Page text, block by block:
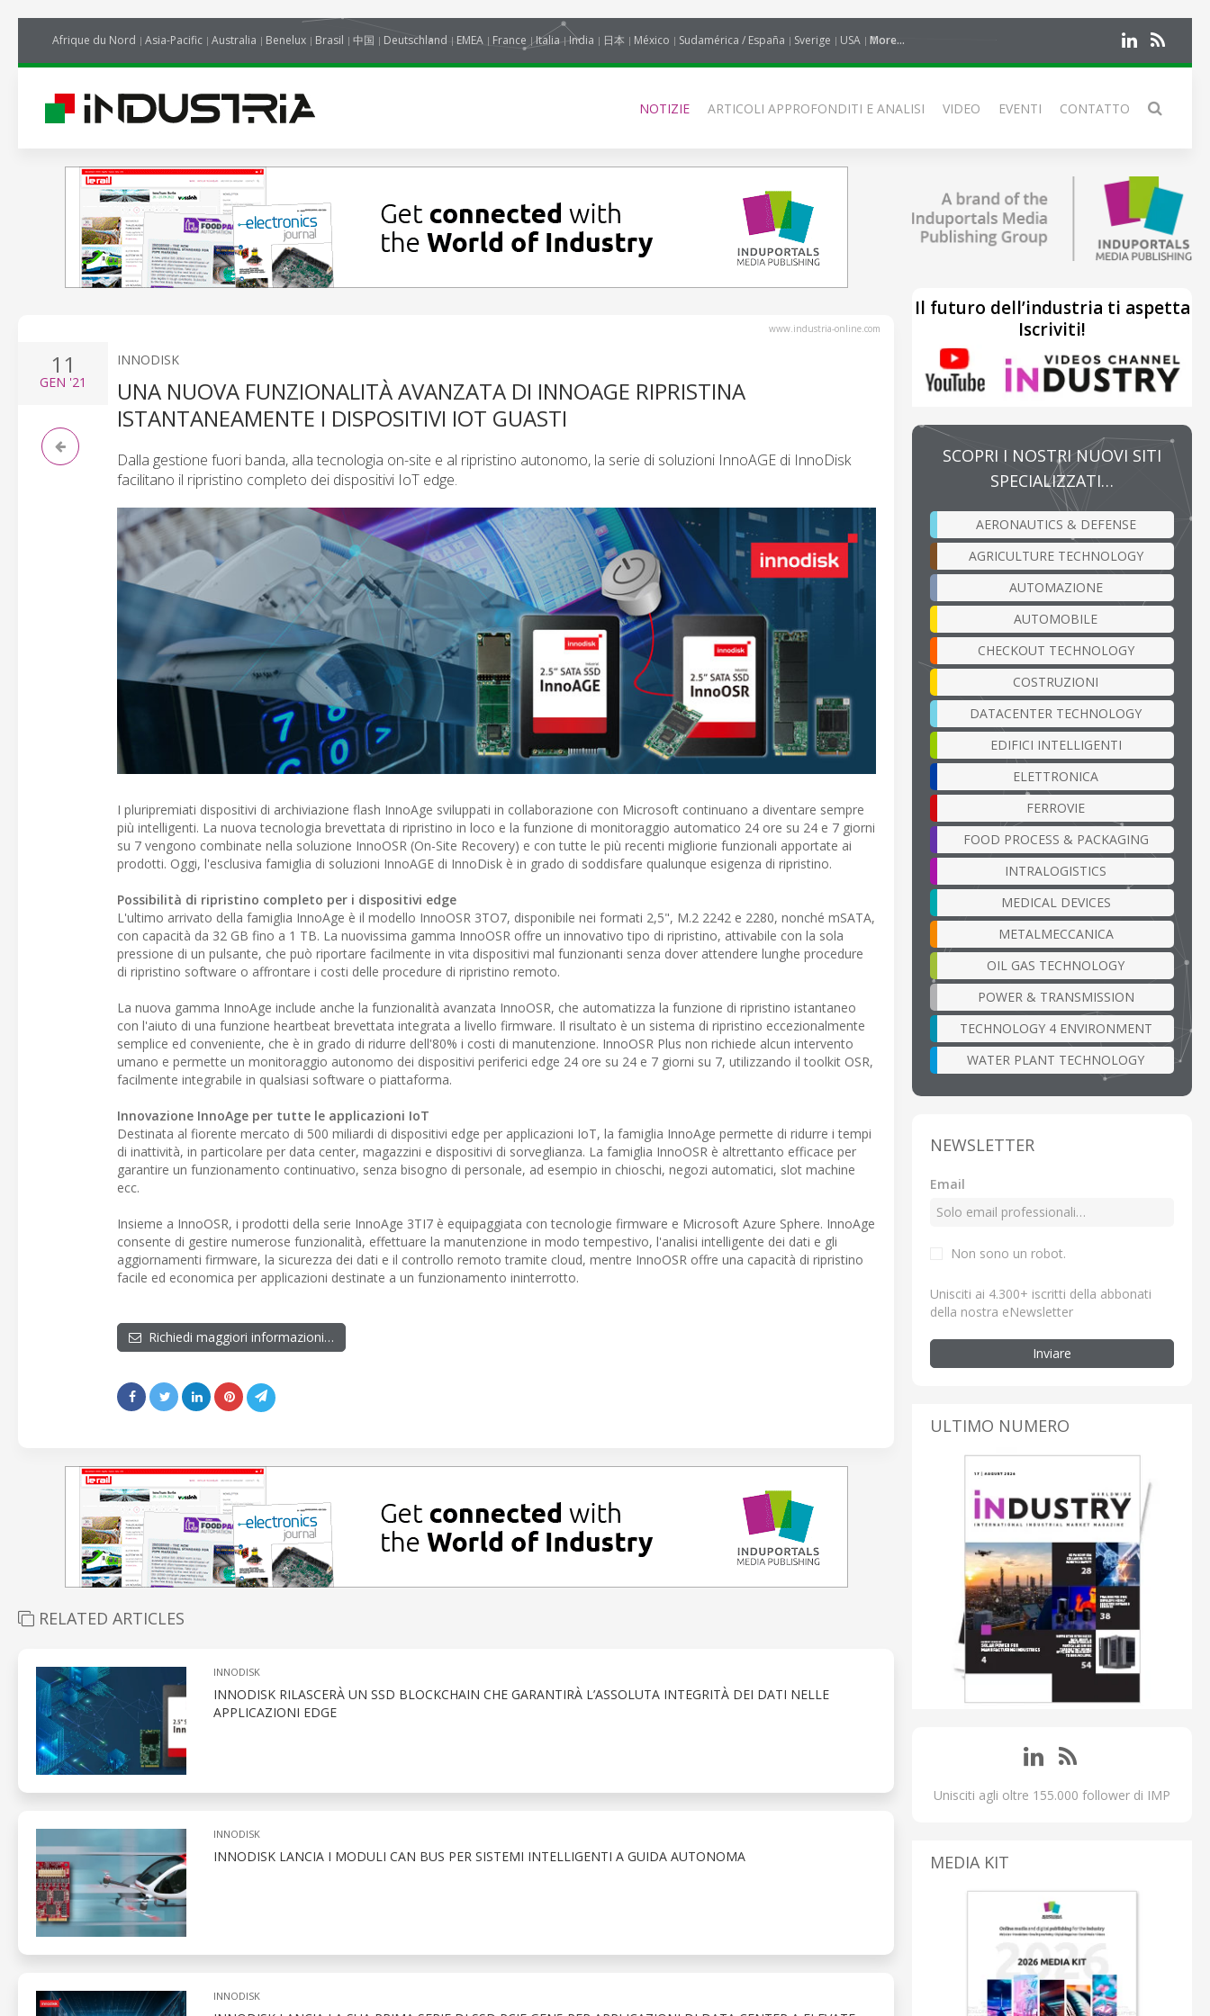
Afrique du Nord Asia-Pacific Australia Benelux Brasil 中国 Deutschland EMEA France Italia India 日本 México Sudamérica / España Sverige USA More...
NOTIZIE ARTICOLI APPROFONDITI E ANALISI VIDEO EVENTI CONTATTO
www.industria-online.com
11
GEN '21
INNODISK
UNA NUOVA FUNZIONALITÀ AVANZATA DI INNOAGE RIPRISTINA
ISTANTANEAMENTE I DISPOSITIVI IOT GUASTI
Dalla gestione fuori banda, alla tecnologia on-site e al ripristino autonomo, la serie di soluzioni InnoAGE di InnoDisk
facilitano il ripristino completo dei dispositivi IoT edge.
I pluripremiati dispositivi di archiviazione flash InnoAge sviluppati in collaborazione con Microsoft continuano a diventare sempre
più intelligenti. La nuova tecnologia brevettata di ripristino in loco e la funzione di monitoraggio automatico 24 ore su 24 e 7 giorni
su 7 vengono combinate nella soluzione InnoOSR (On-Site Recovery) e con tutte le più recenti migliorie funzionali apportate ai
prodotti. Oggi, l'esclusiva famiglia di soluzioni InnoAGE di InnoDisk è in grado di soddisfare qualunque esigenza di ripristino.
Possibilità di ripristino completo per i dispositivi edge
L'ultimo arrivato della famiglia InnoAge è il modello InnoOSR 3TO7, disponibile nei formati 2,5", M.2 2242 e 2280, nonché mSATA,
con capacità da 32 GB fino a 1 TB. La nuovissima gamma InnoOSR offre un innovativo tipo di ripristino, attivabile con la sola
pressione di un pulsante, che può riportare facilmente in vita dispositivi mal funzionanti senza dover attendere lunghe procedure
di ripristino software o affrontare i costi delle procedure di ripristino remoto.
La nuova gamma InnoAge include anche la funzionalità avanzata InnoOSR, che automatizza la funzione di ripristino istantaneo
con l'aiuto di una funzione heartbeat brevettata integrata a livello firmware. Il risultato è un sistema di ripristino eccezionalmente
semplice ed conveniente, che è in grado di ridurre dell'80% i costi di manutenzione. InnoOSR Plus non richiede alcun intervento
umano e permette un monitoraggio autonomo dei dispositivi periferici edge 24 ore su 24 e 7 giorni su 7, utilizzando il toolkit OSR,
facilmente integrabile in qualsiasi software o piattaforma.
Innovazione InnoAge per tutte le applicazioni IoT
Destinata al fiorente mercato di 500 miliardi di dispositivi edge per applicazioni IoT, la famiglia InnoAge permette di ridurre i tempi
di inattività, in particolare per data center, magazzini e dispositivi di sorveglianza. La famiglia InnoOSR è altrettanto efficace per
garantire un funzionamento continuativo, senza bisogno di personale, ad esempio in chioschi, negozi automatici, slot machine
ecc.
Insieme a InnoOSR, i prodotti della serie InnoAge 3TI7 è equipaggiata con tecnologie firmware e Microsoft Azure Sphere. InnoAge
consente di gestire numerose funzionalità, effettuare la manutenzione in modo tempestivo, l'analisi intelligente dei dati e gli
aggiornamenti firmware, la sicurezza dei dati e il controllo remoto tramite cloud, mentre InnoOSR offre una capacità di ripristino
facile ed economica per applicazioni destinate a un funzionamento ininterrotto.
Richiedi maggiori informazioni…
RELATED ARTICLES
INNODISK
INNODISK RILASCERÀ UN SSD BLOCKCHAIN CHE GARANTIRÀ L’ASSOLUTA INTEGRITÀ DEI DATI NELLE
APPLICAZIONI EDGE
INNODISK
INNODISK LANCIA I MODULI CAN BUS PER SISTEMI INTELLIGENTI A GUIDA AUTONOMA
INNODISK
Il futuro dell’industria ti aspetta
Iscriviti!
SCOPRI I NOSTRI NUOVI SITI
SPECIALIZZATI…
AERONAUTICS & DEFENSE
AGRICULTURE TECHNOLOGY
AUTOMAZIONE
AUTOMOBILE
CHECKOUT TECHNOLOGY
COSTRUZIONI
DATACENTER TECHNOLOGY
EDIFICI INTELLIGENTI
ELETTRONICA
FERROVIE
FOOD PROCESS & PACKAGING
INTRALOGISTICS
MEDICAL DEVICES
METALMECCANICA
OIL GAS TECHNOLOGY
POWER & TRANSMISSION
TECHNOLOGY 4 ENVIRONMENT
WATER PLANT TECHNOLOGY
NEWSLETTER
Email
Non sono un robot.
Unisciti ai 4.300+ iscritti della abbonati
della nostra eNewsletter
Inviare
ULTIMO NUMERO
Unisciti agli oltre 155.000 follower di IMP
MEDIA KIT